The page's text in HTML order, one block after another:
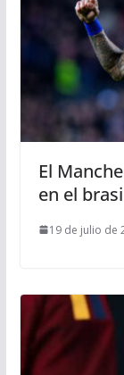
El
en el
19 de julio de